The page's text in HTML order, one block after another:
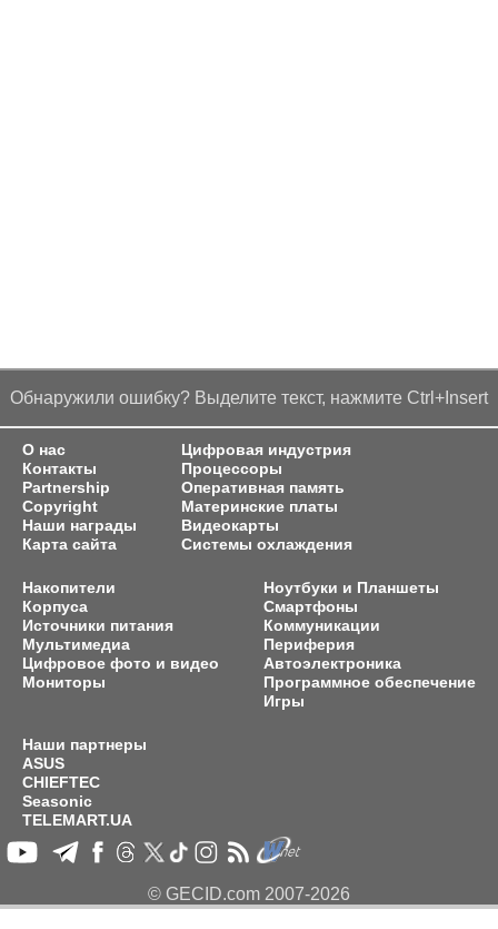
Обнаружили ошибку? Выделите текст, нажмите Ctrl+Insert
О нас
Контакты
Partnership
Copyright
Наши награды
Карта сайта
Цифровая индустрия
Процессоры
Оперативная память
Материнские платы
Видеокарты
Системы охлаждения
Накопители
Корпуса
Источники питания
Мультимедиа
Цифровое фото и видео
Мониторы
Ноутбуки и Планшеты
Смартфоны
Коммуникации
Периферия
Автоэлектроника
Программное обеспечение
Игры
Наши партнеры
ASUS
CHIEFTEC
Seasonic
TELEMART.UA
© GECID.com 2007-2026